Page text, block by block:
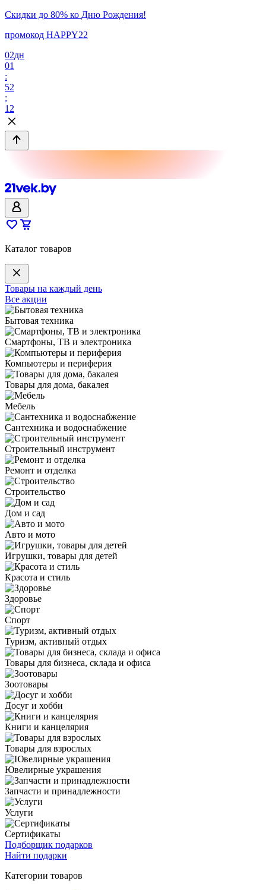
Скидки до 80% ко Дню Рождения!
промокод HAPPY22
02дн
01
:
52
:
12
Каталог товаров
Товары на каждый день
Все акции
Бытовая техника
Смартфоны, ТВ и электроника
Компьютеры и периферия
Товары для дома, бакалея
Мебель
Сантехника и водоснабжение
Строительный инструмент
Ремонт и отделка
Строительство
Дом и сад
Авто и мото
Игрушки, товары для детей
Красота и стиль
Здоровье
Спорт
Туризм, активный отдых
Товары для бизнеса, склада и офиса
Зоотовары
Досуг и хобби
Книги и канцелярия
Товары для взрослых
Ювелирные украшения
Запчасти и принадлежности
Услуги
Сертификаты
Подборщик подарков
Найти подарки
Категории товаров